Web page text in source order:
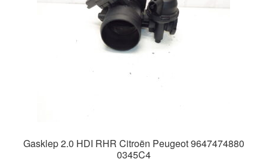
Gasklep 2.0 HDI RHR Citroën Peugeot 9647474880
0345C4